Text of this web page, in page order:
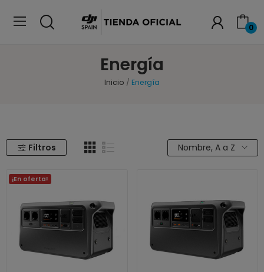
0
Energía
Inicio Energía
Filtros Nombre, A a Z
¡En oferta!